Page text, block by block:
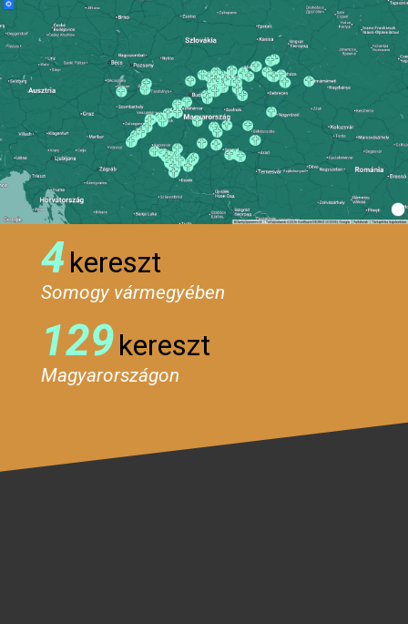
4kereszt
Somogy vármegyében
129kereszt
Magyarországon